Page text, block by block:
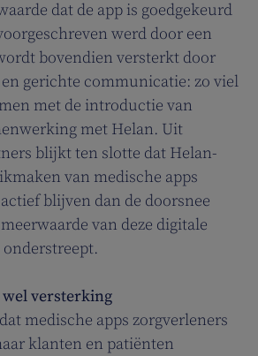
dat de app is goedgekeurd
werd door een
bovendien versterkt door
gerichte communicatie: zo viel
met de introductie van
met Helan. Uit
blijkt ten slotte dat Helan-
van medische apps
blijven dan de doorsnee
van deze digitale
wel versterking
medische apps zorgverleners
klanten en patiënten